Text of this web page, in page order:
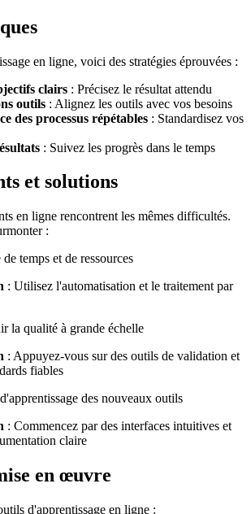
en ligne, voici des stratégies éprouvées :
clairs : Précisez le résultat attendu
outils : Alignez les outils avec vos besoins
des processus répétables : Standardisez vos
: Suivez les progrès dans le temps
et solutions
en ligne rencontrent les mêmes difficultés.
:
temps et de ressources
: Utilisez l'automatisation et le traitement par
la qualité à grande échelle
: Appuyez-vous sur des outils de validation et
fiables
des nouveaux outils
: Commencez par des interfaces intuitives et
claire
en œuvre
d'apprentissage en ligne :